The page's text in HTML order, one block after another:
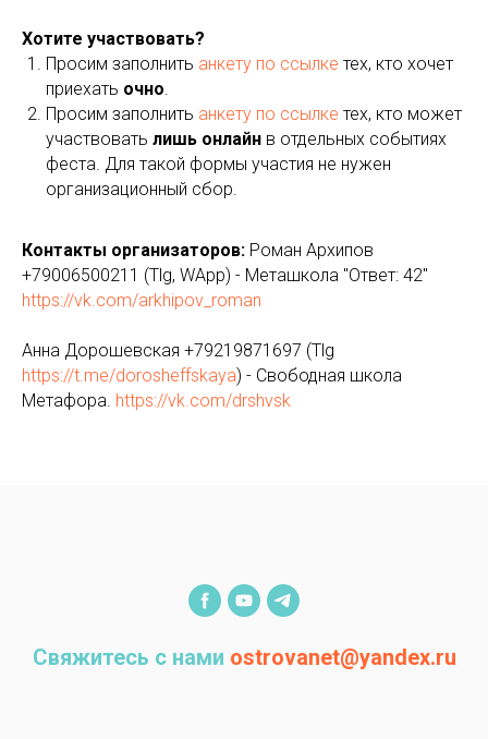
Хотите участвовать?
Просим заполнить анкету по ссылке тех, кто хочет
приехать очно.
Просим заполнить анкету по ссылке тех, кто может
участвовать лишь онлайн в отдельных событиях
феста. Для такой формы участия не нужен
организационный сбор.
Контакты организаторов: Роман Архипов
+79006500211 (Tlg, WApp) - Меташкола "Ответ: 42"
https://vk.com/arkhipov_roman
Анна Дорошевская +79219871697 (Tlg
https://t.me/dorosheffskaya) - Свободная школа
Метафора. https://vk.com/drshvsk
Свяжитесь с нами ostrovanet@yandex.ru